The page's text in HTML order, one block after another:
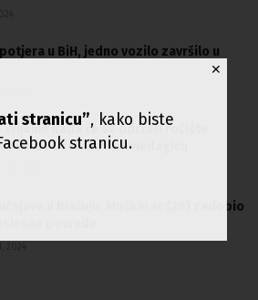
u BiH, jedno vozilo završilo u
vrijeme kada će se održati ročište
i Osmanu Mehmedagiću
u Blažuju: Muškarac (26) zadobio
✕
stranicu”, kako biste
stranicu.